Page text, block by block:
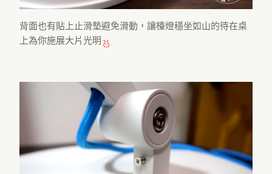
背面也有貼上止滑墊避免滑動，讓檯燈穩坐如山的待在桌
上為你施展大片光明